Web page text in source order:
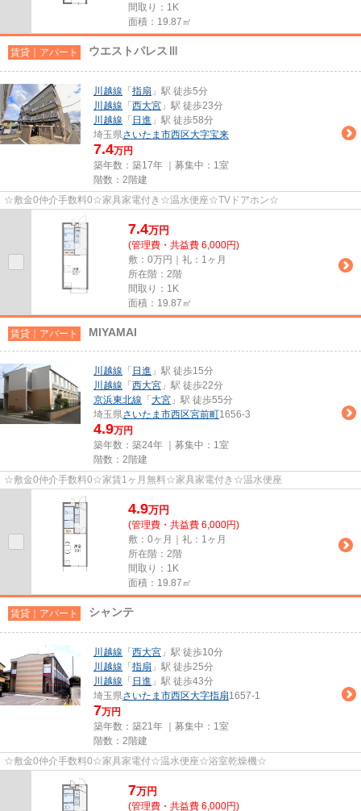
間取り：1K
面積：19.87㎡
賃貸｜アパート ウエストパレスⅢ
川越線 「 指扇 」駅 徒歩5分
川越線 「 西大宮 」駅 徒歩23分
川越線 「 日進 」駅 徒歩58分
埼玉県さいたま市西区大字宝来
7.4万円
築年数：築17年 ｜募集中： 1室
階数：2階建
☆敷金0仲介手数料0☆家具家電付き☆温水便座☆TVドアホン☆
7.4万円
(管理費・共益費 6,000円)
敷：0万円｜礼：1ヶ月
所在階：2階
間取り：1K
面積：19.87㎡
賃貸｜アパート MIYAMAI
川越線 「 日進 」駅 徒歩15分
川越線 「 西大宮 」駅 徒歩22分
京浜東北線 「 大宮 」駅 徒歩55分
埼玉県さいたま市西区宮前町1656-3
4.9万円
築年数：築24年 ｜募集中： 1室
階数：2階建
☆敷金0仲介手数料0☆家賃1ヶ月無料☆家具家電付き☆温水便座
4.9万円
(管理費・共益費 6,000円)
敷：0ヶ月｜礼：1ヶ月
所在階：2階
間取り：1K
面積：19.87㎡
賃貸｜アパート シャンテ
川越線 「 西大宮 」駅 徒歩10分
川越線 「 指扇 」駅 徒歩25分
川越線 「 日進 」駅 徒歩43分
埼玉県さいたま市西区大字指扇1657-1
7万円
築年数：築21年 ｜募集中： 1室
階数：2階建
☆敷金0仲介手数料0☆家具家電付☆温水便座☆浴室乾燥機☆
7万円
(管理費・共益費 6,000円)